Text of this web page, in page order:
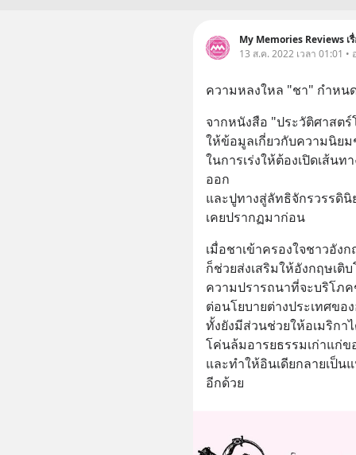
My Memories Reviews เ
13 ส.ค. 2022 เวลา 01:01 •
ความหลงใหล "ชา" กำห
จากหนังสือ "ประวัติศาสต
ให้ข้อมูลเกี่ยวกับความนิย
ในการเร่งให้ต้องเปิดเส้น
ออก
และปูทางสู่ลัทธิจักรวรรดิ
เคยปรากฏมาก่อน
เมื่อชาเข้าครองใจชาวอัง
ก็ช่วยส่งเสริมให้อังกฤษเติ
ความปรารถนาที่จะบริโภ
ต่อนโยบายต่างประเทศขอ
ทั้งยังมีส่วนช่วยให้อเมริกา
โค่นล้มอารยธรรมเก่าแก่
และทำให้อินเดียกลายเป็
อีกด้วย